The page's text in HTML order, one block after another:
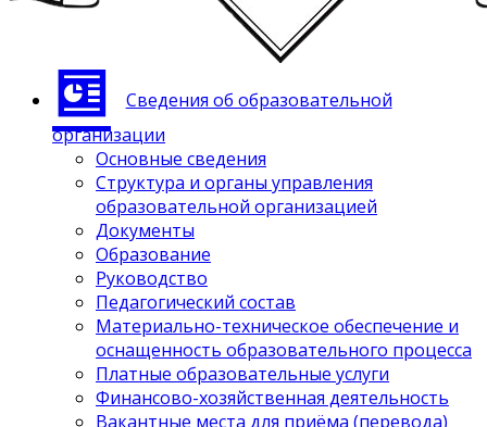
Сведения об образовательной
организации
Основные сведения
Структура и органы управления
образовательной организацией
Документы
Образование
Руководство
Педагогический состав
Материально-техническое обеспечение и
оснащенность образовательного процесса
Платные образовательные услуги
Финансово-хозяйственная деятельность
Вакантные места для приёма (перевода)